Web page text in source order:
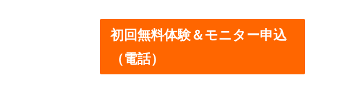
初回無料体験＆モニター申込
（電話）